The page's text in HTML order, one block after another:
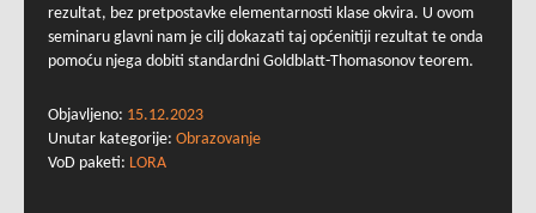
rezultat, bez pretpostavke elementarnosti klase okvira. U ovom
seminaru glavni nam je cilj dokazati taj općenitiji rezultat te onda
pomoću njega dobiti standardni Goldblatt-Thomasonov teorem.
Objavljeno: 15.12.2023
Unutar kategorije: Obrazovanje
VoD paketi: LORA